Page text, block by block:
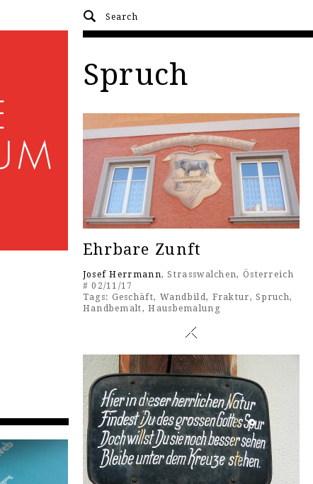
Spruch
Ehrbare Zunft
Josef Herrmann, Strasswalchen, Österreich
# 02/11/17
Tags: Geschäft, Wandbild, Fraktur,Spruch,
Handbemalt,Hausbemalung